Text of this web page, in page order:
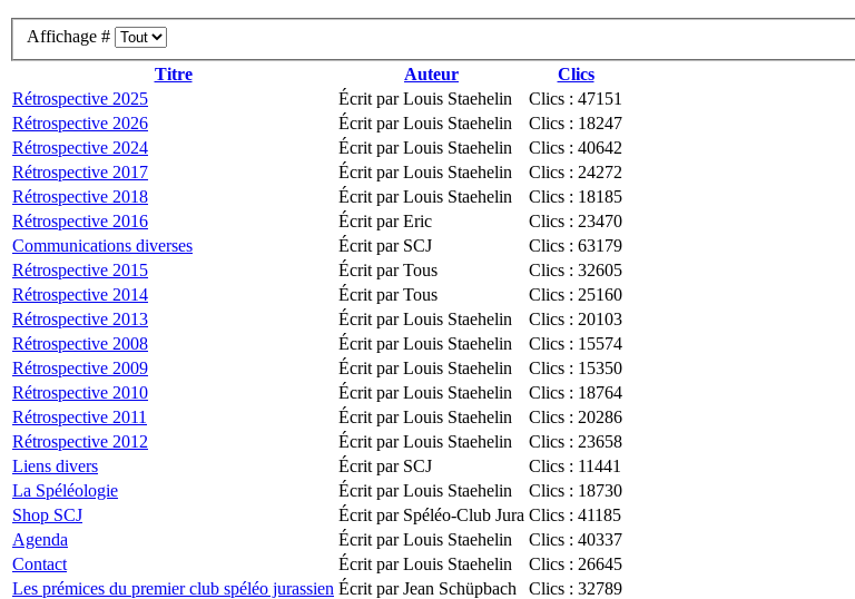
Affichage #
Titre
Auteur
Clics
Rétrospective 2025
Écrit par Louis Staehelin
Clics : 47151
Rétrospective 2026
Écrit par Louis Staehelin
Clics : 18247
Rétrospective 2024
Écrit par Louis Staehelin
Clics : 40642
Rétrospective 2017
Écrit par Louis Staehelin
Clics : 24272
Rétrospective 2018
Écrit par Louis Staehelin
Clics : 18185
Rétrospective 2016
Écrit par Eric
Clics : 23470
Communications diverses
Écrit par SCJ
Clics : 63179
Rétrospective 2015
Écrit par Tous
Clics : 32605
Rétrospective 2014
Écrit par Tous
Clics : 25160
Rétrospective 2013
Écrit par Louis Staehelin
Clics : 20103
Rétrospective 2008
Écrit par Louis Staehelin
Clics : 15574
Rétrospective 2009
Écrit par Louis Staehelin
Clics : 15350
Rétrospective 2010
Écrit par Louis Staehelin
Clics : 18764
Rétrospective 2011
Écrit par Louis Staehelin
Clics : 20286
Rétrospective 2012
Écrit par Louis Staehelin
Clics : 23658
Liens divers
Écrit par SCJ
Clics : 11441
La Spéléologie
Écrit par Louis Staehelin
Clics : 18730
Shop SCJ
Écrit par Spéléo-Club Jura Clics : 41185
Agenda
Écrit par Louis Staehelin
Clics : 40337
Contact
Écrit par Louis Staehelin
Clics : 26645
Les prémices du premier club spéléo jurassien Écrit par Jean Schüpbach Clics : 32789